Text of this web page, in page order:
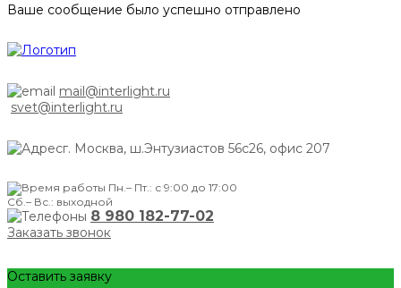
Ваше сообщение было успешно отправлено
mail@interlight.ru
svet@interlight.ru
г. Москва, ш.Энтузиастов 56с26, офис 207
Пн.– Пт.: с 9:00 до 17:00
Сб.– Вс.: выходной
8 980 182-77-02
Заказать звонок
Оставить заявку